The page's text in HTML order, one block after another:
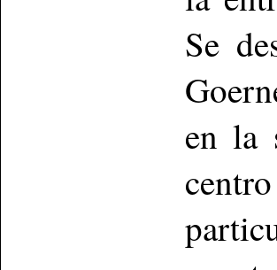
Se
en la